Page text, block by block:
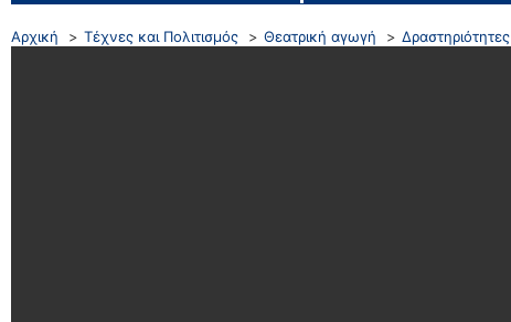
Αρχική Τέχνες και Πολιτισμός Θεατρική αγωγή Δραστηριότητες